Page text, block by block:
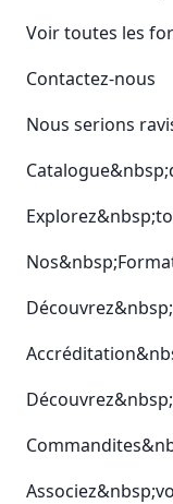
Voir toutes les
Contactez-nous
Nous serions